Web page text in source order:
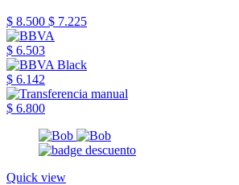
$ 8.500 $ 7.225
$ 6.503
$ 6.142
$ 6.800
Quick view